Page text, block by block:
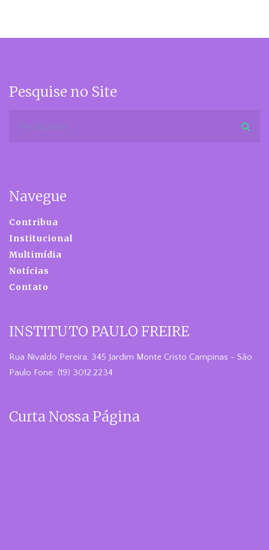
Pesquise no Site
Navegue
Contribua
Institucional
Multimídia
Notícias
Contato
INSTITUTO PAULO FREIRE
Rua Nivaldo Pereira, 345 Jardim Monte Cristo Campinas - São
Paulo Fone: (19) 3012.2234
Curta Nossa Página